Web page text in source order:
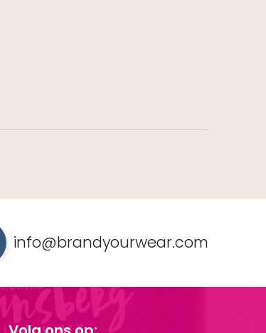
info@brandyourwear.com